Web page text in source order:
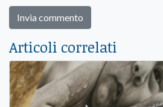
Articoli correlati